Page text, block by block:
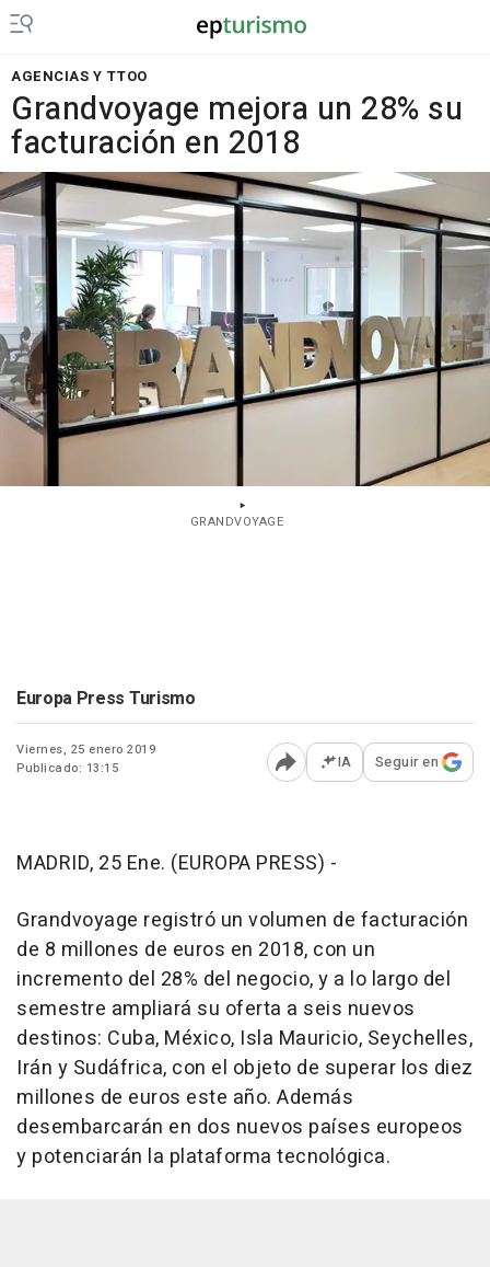
AGENCIAS Y TTOO
Grandvoyage mejora un 28% su
facturación en 2018
GRANDVOYAGE
Europa Press Turismo
Viernes, 25 enero 2019
Publicado: 13:15
Abrir opciones para
IA Seguir en
MADRID, 25 Ene. (EUROPA PRESS) -
Grandvoyage registró un volumen de facturación
de 8 millones de euros en 2018, con un
incremento del 28% del negocio, y a lo largo del
semestre ampliará su oferta a seis nuevos
destinos: Cuba, México, Isla Mauricio, Seychelles,
Irán y Sudáfrica, con el objeto de superar los diez
millones de euros este año. Además
desembarcarán en dos nuevos países europeos
y potenciarán la plataforma tecnológica.